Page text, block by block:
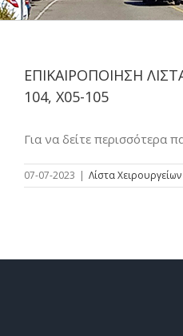
ΕΠΙΚΑΙΡΟΠΟΙΗΣΗ
104, Χ05-105
Για να δείτε περισσότερα
07-07-2023 | Λίστα